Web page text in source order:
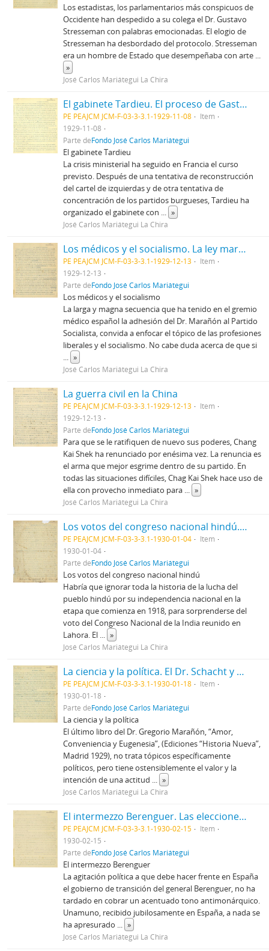
Los estadistas, los parlamentarios más conspicuos de
Occidente han despedido a su colega el Dr. Gustavo
Stresseman con palabras emocionadas. El elogio de
Stresseman ha desbordado del protocolo. Stresseman
era un hombre de Estado que desempeñaba con arte ...
»
José Carlos Mariátegui La Chira
El gabinete Tardieu. El proceso de Gastonia. Las relaciones anglo-rusas
PE PEAJCM JCM-F-03-3-3.1-1929-11-08
Item
1929-11-08
Parte deFondo José Carlos Mariátegui
El gabinete Tardieu
La crisis ministerial ha seguido en Francia el curso
previsto. Después de una tentativa de reconstrucción
del cartel de izquierdas y de otra tentativa de
concentración de los partidos burgueses, Tardieu ha
organizado el gabinete con ... »
José Carlos Mariátegui La Chira
Los médicos y el socialismo. La ley marcial en Haití
PE PEAJCM JCM-F-03-3-3.1-1929-12-13
Item
1929-12-13
Parte deFondo José Carlos Mariátegui
Los médicos y el socialismo
La larga y magna secuencia que ha tenido en el gremio
médico español la adhesión del Dr. Marañón al Partido
Socialista, convida a enfocar el tópico de las profesiones
liberales y el socialismo. No cabe duda acerca de que si
... »
José Carlos Mariátegui La Chira
La guerra civil en la China
PE PEAJCM JCM-F-03-3-3.1-1929-12-13
Item
1929-12-13
Parte deFondo José Carlos Mariátegui
Para que se le ratifiquen de nuevo sus poderes, Chang
Kai Shek ha renunciado por enésima vez. La renuncia es
el arma que mejor esgrime dentro de su partido. En
todas las situaciones difíciles, Chag Kai Shek hace uso de
ella con provecho inmediato para ... »
José Carlos Mariátegui La Chira
Los votos del congreso nacional hindú. El gobierno de Nanking contra la extraterritorialidad
PE PEAJCM JCM-F-03-3-3.1-1930-01-04
Item
1930-01-04
Parte deFondo José Carlos Mariátegui
Los votos del congreso nacional hindú
Habría que ignorar toda la historia de la lucha del
pueblo hindú por su independencia nacional en la
etapa que comienza en 1918, para sorprenderse del
voto del Congreso Nacional de la India reunido en
Lahora. El ... »
José Carlos Mariátegui La Chira
La ciencia y la política. El Dr. Schacht y el plan Young. La república de Mongolia
PE PEAJCM JCM-F-03-3-3.1-1930-01-18
Item
1930-01-18
Parte deFondo José Carlos Mariátegui
La ciencia y la política
El último libro del Dr. Gregorio Marañón, “Amor,
Conveniencia y Eugenesia”, (Ediciones “Historia Nueva”,
Madrid 1929), no trata tópicos específicamente
políticos, pero tiene ostensiblemente el valor y la
intención de una actitud ... »
José Carlos Mariátegui La Chira
El intermezzo Berenguer. Las elecciones colombianas.
PE PEAJCM JCM-F-03-3-3.1-1930-02-15
Item
1930-02-15
Parte deFondo José Carlos Mariátegui
El intermezzo Berenguer
La agitación política a que debe hacer frente en España
el gobierno de transición del general Berenguer, no ha
tardado en cobrar un acentuado tono antimonárquico.
Unamuno, recibido jubilosamente en España, a nada se
ha apresurado ... »
José Carlos Mariátegui La Chira